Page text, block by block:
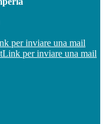
per inviare una mail
Link per inviare una mail